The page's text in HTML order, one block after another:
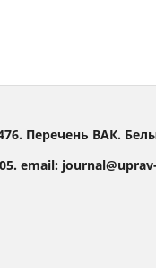
Перечень ВАК.
email: